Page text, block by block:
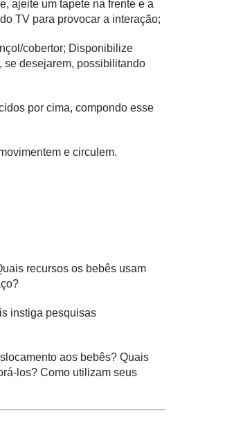
ajeite um tapete na frente e a
TV para provocar a interação;
cobertor; Disponibilize
se desejarem, possibilitando
por cima, compondo esse
e circulem.
recursos os bebês usam
instiga pesquisas
aos bebês? Quais
los? Como utilizam seus